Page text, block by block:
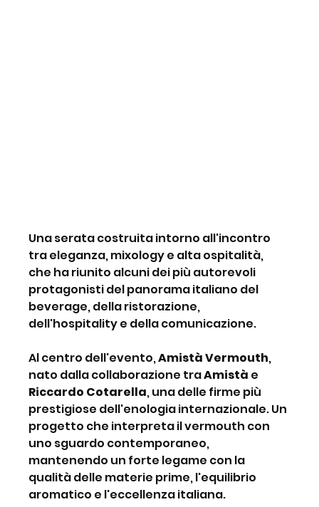
Una serata costruita intorno all'incontro
tra eleganza, mixology e alta ospitalità,
che ha riunito alcuni dei più autorevoli
protagonisti del panorama italiano del
beverage, della ristorazione,
dell'hospitality e della comunicazione.
Al centro dell'evento, Amistà Vermouth,
nato dalla collaborazione tra Amistà e
Riccardo Cotarella, una delle firme più
prestigiose dell'enologia internazionale. Un
progetto che interpreta il vermouth con
uno sguardo contemporaneo,
mantenendo un forte legame con la
qualità delle materie prime, l'equilibrio
aromatico e l'eccellenza italiana.